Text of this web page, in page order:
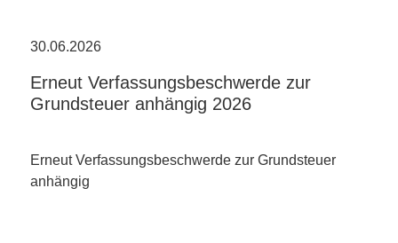
30.06.2026
Erneut Verfassungsbeschwerde zur
Grundsteuer anhängig 2026
Erneut Verfassungsbeschwerde zur Grundsteuer
anhängig